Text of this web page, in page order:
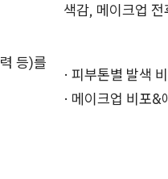
색감, 메이크업 전
등)를
· 피부톤별 발색
· 메이크업 비포&